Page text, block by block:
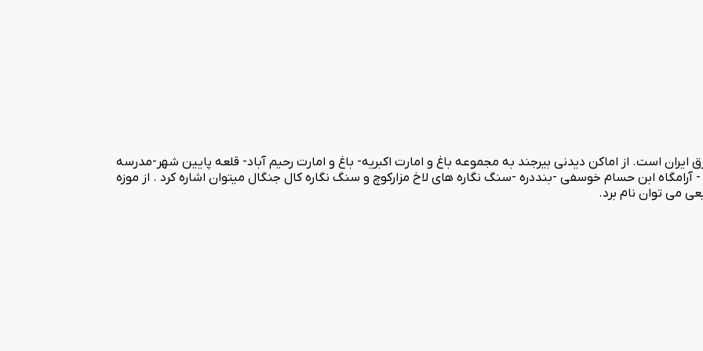
است. از اماکن دیدنی بیرجند به مجموعه باغ و امارت اکبریه- باغ و امارت رحیم آباد- قلعه پایین شهر-مدرسه
ابن حسام خوسفی -بنددره -سنگ نگاره های لاخ مزارکوچ و سنگ نگاره کال جنگال میتوان اشاره کرد . از موزه
می توان نام برد.